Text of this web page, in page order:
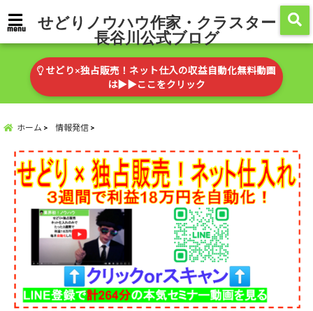
menu せどりノウハウ作家・クラスター
長谷川公式ブログ
せどり×独占販売！ネット仕入の収益自動化無料動画
は▶︎▶︎ここをクリック
ホーム 情報発信